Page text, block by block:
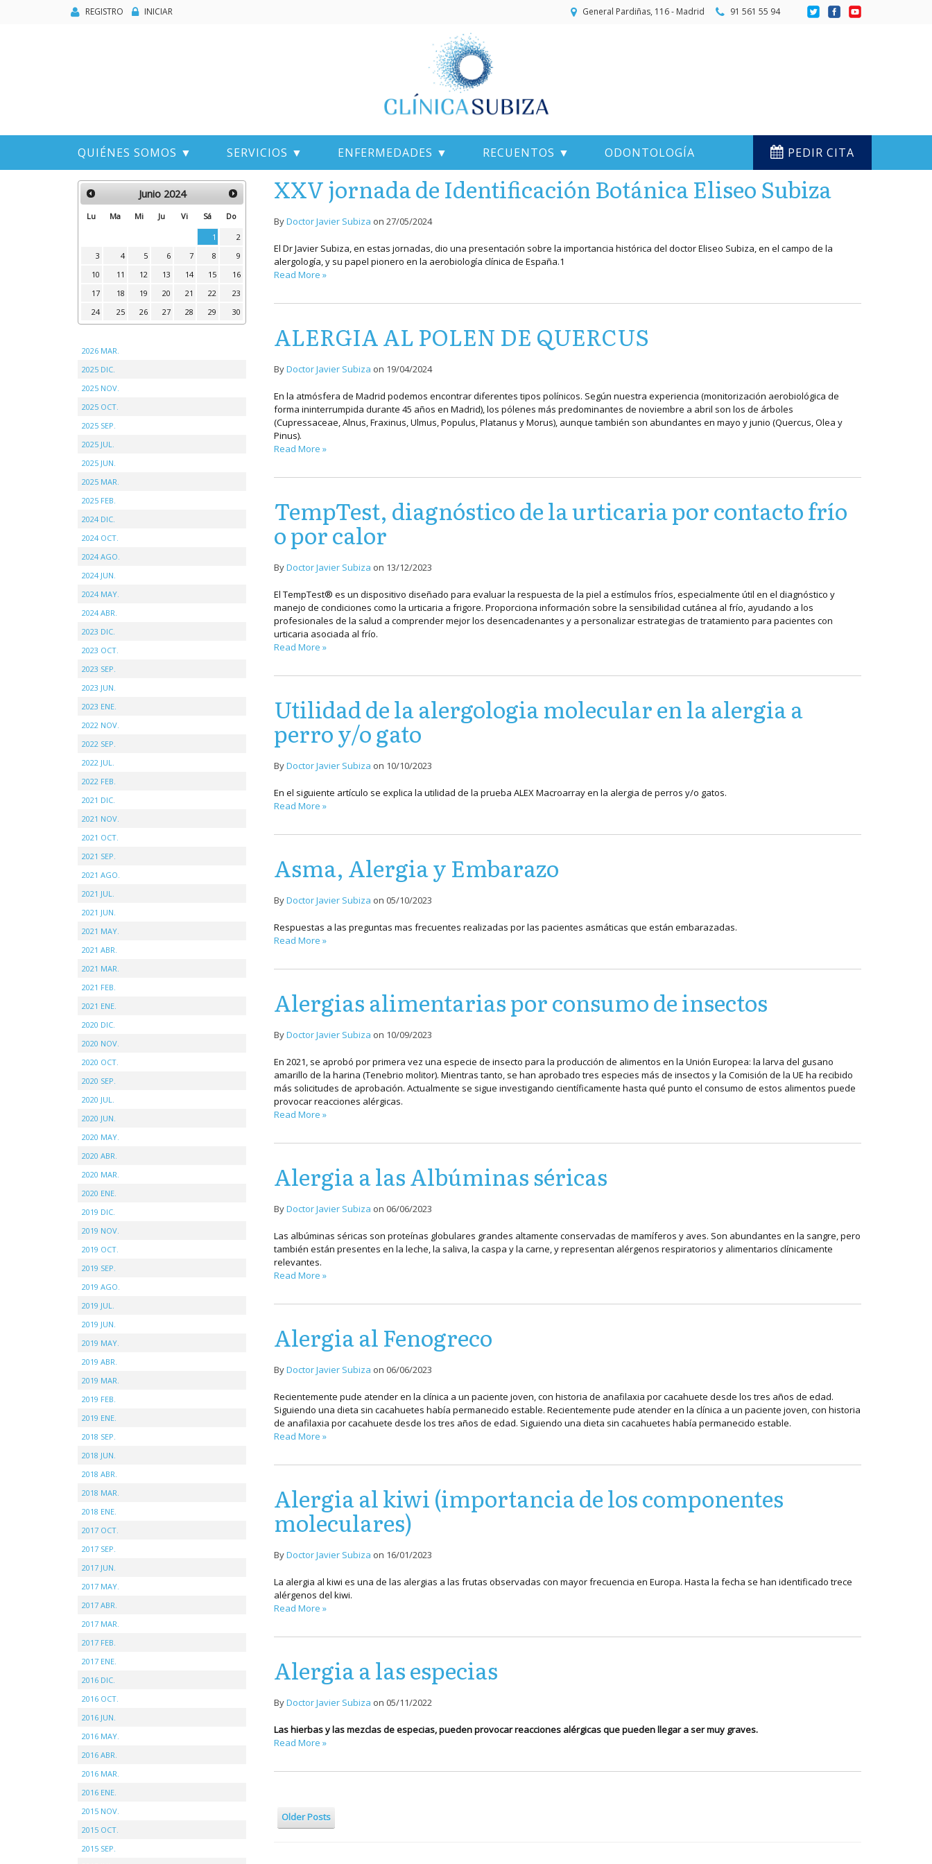
REGISTRO INICIAR General Pardiñas, 116 - Madrid 91 561 55 94
QUIÉNES SOMOS ▼ SERVICIOS ▼ ENFERMEDADES ▼ RECUENTOS ▼ ODONTOLOGÍA PEDIR CITA
XXV jornada de Identificación Botánica Eliseo Subiza
ByDoctor Javier Subiza on 27/05/2024
El Dr Javier Subiza, en estas jornadas, dio una presentación sobre la importancia histórica del doctor Eliseo Subiza, en el campo de la
alergología, y su papel pionero en la aerobiología clínica de España.1
Read More »
ALERGIA AL POLEN DE QUERCUS
ByDoctor Javier Subiza on 19/04/2024
En la atmósfera de Madrid podemos encontrar diferentes tipos polínicos. Según nuestra experiencia (monitorización aerobiológica de
forma ininterrumpida durante 45 años en Madrid), los pólenes más predominantes de noviembre a abril son los de árboles
(Cupressaceae, Alnus, Fraxinus, Ulmus, Populus, Platanus y Morus), aunque también son abundantes en mayo y junio (Quercus, Olea y
Pinus).
Read More »
TempTest, diagnóstico de la urticaria por contacto frío
o por calor
ByDoctor Javier Subiza on 13/12/2023
El TempTest® es un dispositivo diseñado para evaluar la respuesta de la piel a estímulos fríos, especialmente útil en el diagnóstico y
manejo de condiciones como la urticaria a frigore. Proporciona información sobre la sensibilidad cutánea al frío, ayudando a los
profesionales de la salud a comprender mejor los desencadenantes y a personalizar estrategias de tratamiento para pacientes con
urticaria asociada al frío.
Read More »
Utilidad de la alergologia molecular en la alergia a
perro y/o gato
ByDoctor Javier Subiza on 10/10/2023
En el siguiente artículo se explica la utilidad de la prueba ALEX Macroarray en la alergia de perros y/o gatos.
Read More »
Asma, Alergia y Embarazo
ByDoctor Javier Subiza on 05/10/2023
Respuestas a las preguntas mas frecuentes realizadas por las pacientes asmáticas que están embarazadas.
Read More »
Alergias alimentarias por consumo de insectos
ByDoctor Javier Subiza on 10/09/2023
En 2021, se aprobó por primera vez una especie de insecto para la producción de alimentos en la Unión Europea: la larva del gusano
amarillo de la harina (Tenebrio molitor). Mientras tanto, se han aprobado tres especies más de insectos y la Comisión de la UE ha recibido
más solicitudes de aprobación. Actualmente se sigue investigando científicamente hasta qué punto el consumo de estos alimentos puede
provocar reacciones alérgicas.
Read More »
Alergia a las Albúminas séricas
ByDoctor Javier Subiza on 06/06/2023
Las albúminas séricas son proteínas globulares grandes altamente conservadas de mamíferos y aves. Son abundantes en la sangre, pero
también están presentes en la leche, la saliva, la caspa y la carne, y representan alérgenos respiratorios y alimentarios clínicamente
relevantes.
Read More »
Alergia al Fenogreco
ByDoctor Javier Subiza on 06/06/2023
Recientemente pude atender en la clínica a un paciente joven, con historia de anafilaxia por cacahuete desde los tres años de edad.
Siguiendo una dieta sin cacahuetes había permanecido estable. Recientemente pude atender en la clínica a un paciente joven, con historia
de anafilaxia por cacahuete desde los tres años de edad. Siguiendo una dieta sin cacahuetes había permanecido estable.
Read More »
Alergia al kiwi (importancia de los componentes
moleculares)
ByDoctor Javier Subiza on 16/01/2023
La alergia al kiwi es una de las alergias a las frutas observadas con mayor frecuencia en Europa. Hasta la fecha se han identificado trece
alérgenos del kiwi.
Read More »
Alergia a las especias
ByDoctor Javier Subiza on 05/11/2022
Las hierbas y las mezclas de especias, pueden provocar reacciones alérgicas que pueden llegar a ser muy graves.
Read More »
Older Posts
Junio 2024
Lu Ma Mi Ju Vi Sá Do
1
2
3
4 5 6 7 8
9
10
11 12 13 14 15
16
17
18 19 20 21 22
23
24
25 26 27 28 29 30
2026 MAR.
2025 DIC.
2025 NOV.
2025 OCT.
2025 SEP.
2025 JUL.
2025 JUN.
2025 MAR.
2025 FEB.
2024 DIC.
2024 OCT.
2024 AGO.
2024 JUN.
2024 MAY.
2024 ABR.
2023 DIC.
2023 OCT.
2023 SEP.
2023 JUN.
2023 ENE.
2022 NOV.
2022 SEP.
2022 JUL.
2022 FEB.
2021 DIC.
2021 NOV.
2021 OCT.
2021 SEP.
2021 AGO.
2021 JUL.
2021 JUN.
2021 MAY.
2021 ABR.
2021 MAR.
2021 FEB.
2021 ENE.
2020 DIC.
2020 NOV.
2020 OCT.
2020 SEP.
2020 JUL.
2020 JUN.
2020 MAY.
2020 ABR.
2020 MAR.
2020 ENE.
2019 DIC.
2019 NOV.
2019 OCT.
2019 SEP.
2019 AGO.
2019 JUL.
2019 JUN.
2019 MAY.
2019 ABR.
2019 MAR.
2019 FEB.
2019 ENE.
2018 SEP.
2018 JUN.
2018 ABR.
2018 MAR.
2018 ENE.
2017 OCT.
2017 SEP.
2017 JUN.
2017 MAY.
2017 ABR.
2017 MAR.
2017 FEB.
2017 ENE.
2016 DIC.
2016 OCT.
2016 JUN.
2016 MAY.
2016 ABR.
2016 MAR.
2016 ENE.
2015 NOV.
2015 OCT.
2015 SEP.